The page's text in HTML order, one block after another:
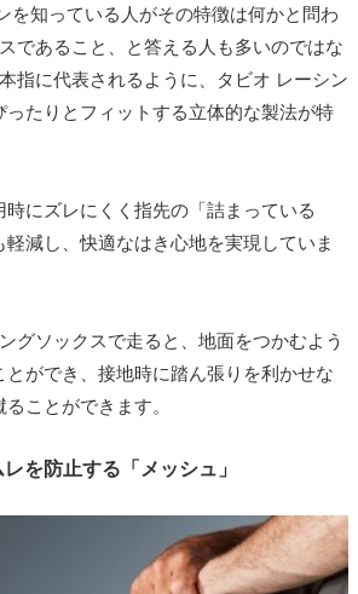
を知っている人がその特徴は何かと問わ
であること、と答える人も多いのではな
指に代表されるように、タビオ レーシン
ったりとフィットする立体的な製法が特
にズレにくく指先の「詰まっている
減し、快適なはき心地を実現していま
グソックスで走ると、地面をつかむよう
とができ、接地時に踏ん張りを利かせな
ことができます。
を防止する「メッシュ」